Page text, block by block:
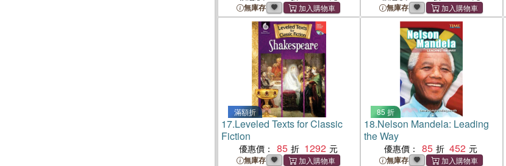
無庫存 無庫存
滿額折
17.Leveled Texts for Classic
Fiction
優惠價： 85 1292
無庫存
85 折
18.Nelson Mandela: Leading
the Way
優惠價： 85 452
無庫存